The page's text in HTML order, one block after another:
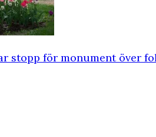
stopp för monument över